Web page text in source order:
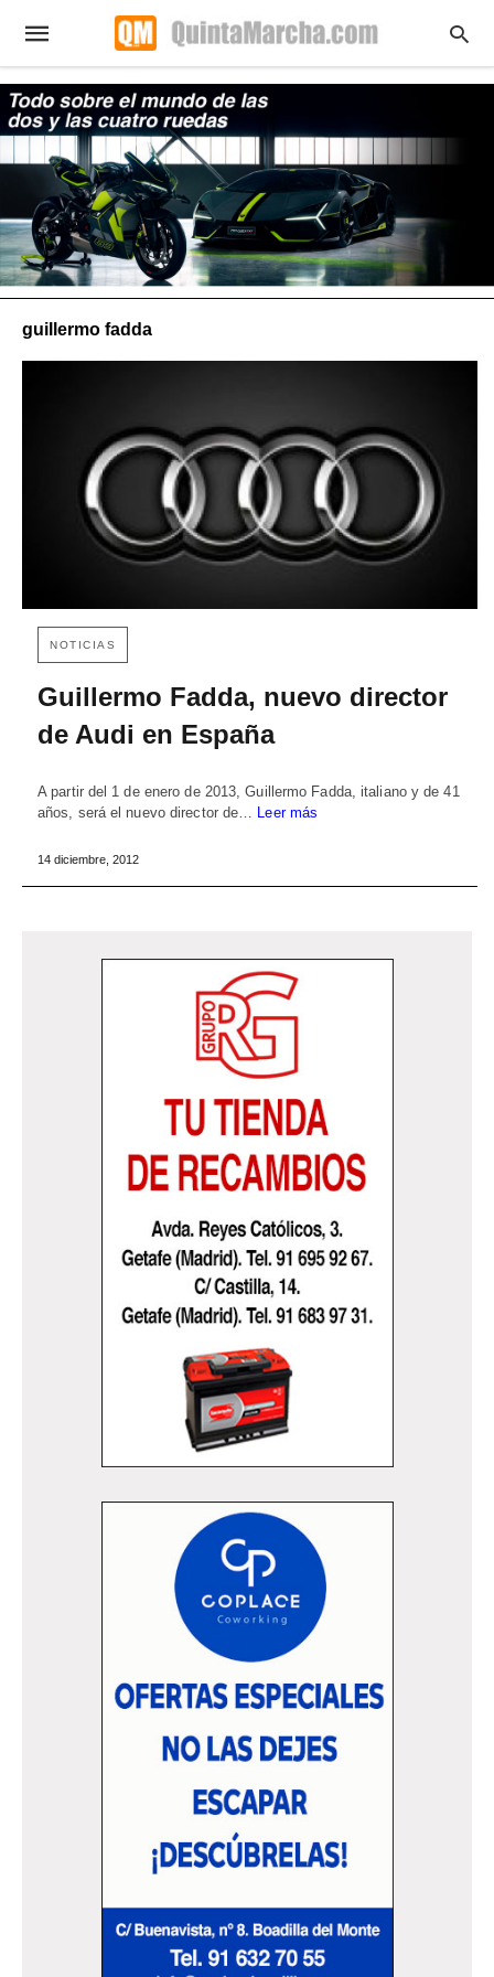
guillermo fadda
NOTICIAS
Guillermo Fadda, nuevo director
de Audi en España
A partir del 1 de enero de 2013, Guillermo Fadda, italiano y de 41
años, será el nuevo director de… Leer más
14 diciembre, 2012